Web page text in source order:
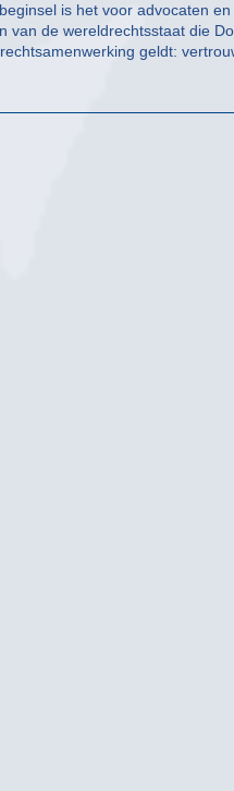
is het voor advocaten
de wereldrechtsstaat die
geldt: